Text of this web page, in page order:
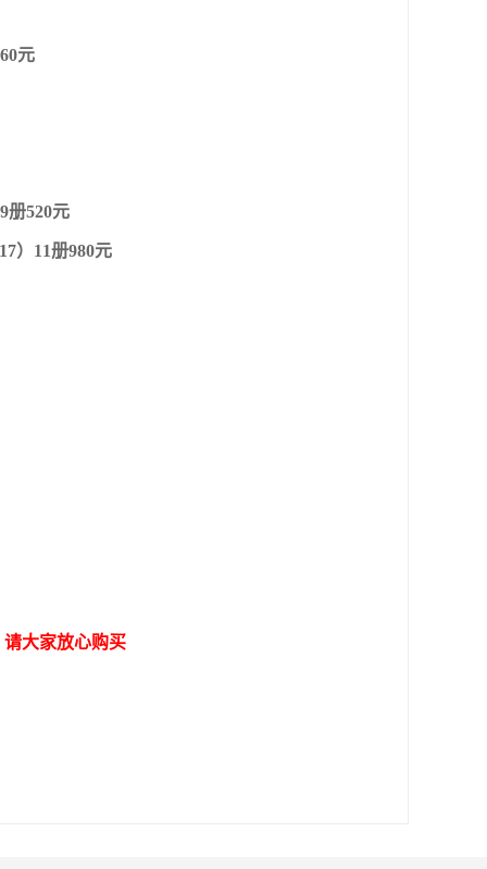
元
册520元
）11册980元
大家放心购买